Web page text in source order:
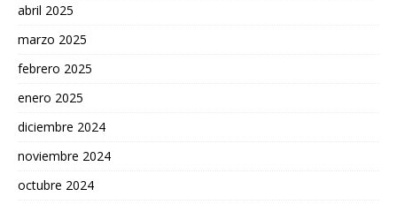
abril 2025
marzo 2025
febrero 2025
enero 2025
diciembre 2024
noviembre 2024
octubre 2024